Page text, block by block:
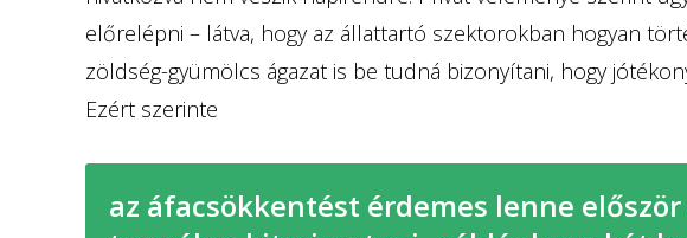
előrelépni – látva, hogy az állattartó szektorokban hogyan
zöldség-gyümölcs ágazat is be tudná bizonyítani, hogy
Ezért szerinte
az áfacsökkentést érdemes lenne